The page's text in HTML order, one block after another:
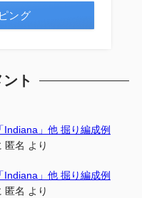
ング
ト
Indiana」他 掘り編成例
匿名 より
Indiana」他 掘り編成例
匿名 より